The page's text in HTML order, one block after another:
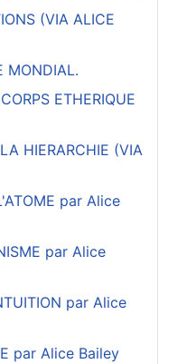
(VIA ALICE
MONDIAL.
ETHERIQUE
HIERARCHIE (VIA
par Alice
par Alice
par Alice
par Alice Bailey